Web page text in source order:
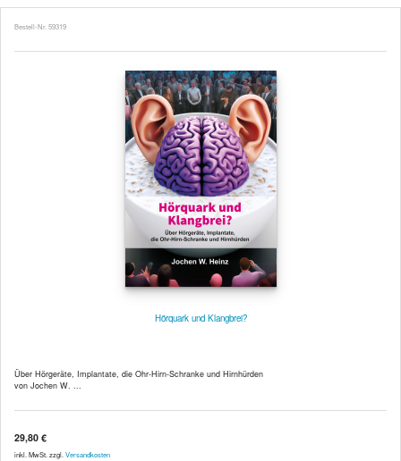
Bestell-Nr. 59319
Hörquark und Klangbrei?
Über Hörgeräte, Implantate, die Ohr-Hirn-Schranke und Hirnhürden
von Jochen W. ...
29,80 €
inkl. MwSt. zzgl. Versandkosten